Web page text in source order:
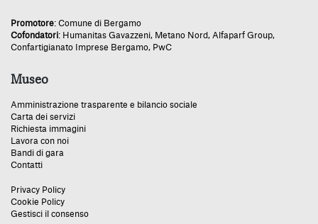
Promotore: Comune di Bergamo
Cofondatori: Humanitas Gavazzeni, Metano Nord, Alfaparf Group,
Confartigianato Imprese Bergamo, PwC
Museo
Amministrazione trasparente e bilancio sociale
Carta dei servizi
Richiesta immagini
Lavora con noi
Bandi di gara
Contatti
Privacy Policy
Cookie Policy
Gestisci il consenso